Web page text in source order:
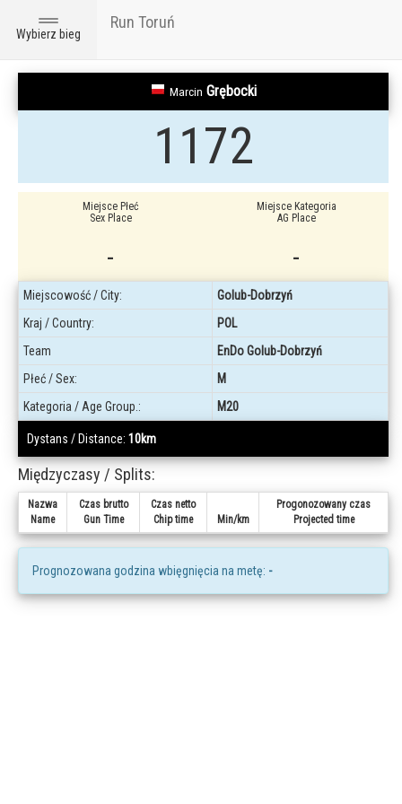
Toggle
navigation
Wybierz bieg
Run Toruń
Marcin Grębocki
1172
Miejsce Płeć
Sex Place
-
Miejsce Kategoria
AG Place
-
Miejscowość / City:
Golub-Dobrzyń
Kraj / Country:
POL
Team
EnDo Golub-Dobrzyń
Płeć / Sex:
M
Kategoria / Age Group.:
M20
Dystans / Distance: 10km
Międzyczasy / Splits:
Nazwa
Name
Czas brutto
Gun Time
Czas netto
Chip time
Min/km
Progonozowany czas
Projected time
Prognozowana godzina wbięgnięcia na metę: -